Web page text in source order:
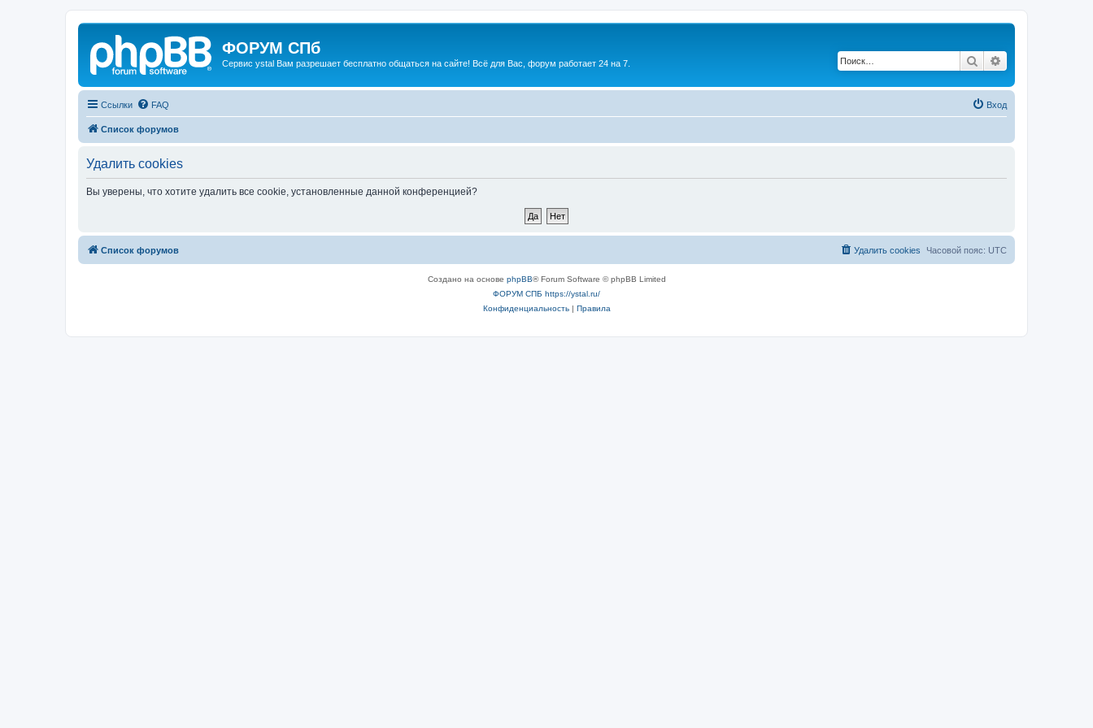
ФОРУМ СПб
Сервис ystal Вам разрешает бесплатно общаться на сайте! Всё для Вас, форум работает 24 на 7. Поиск
Ссылки FAQ Вход
Список форумов
Удалить cookies
Вы уверены, что хотите удалить все cookie, установленные данной конференцией?
Список форумов Часовой пояс: UTC
Удалить cookies
Создано на основе phpBB® Forum Software © phpBB Limited
ФОРУМ СПБ https://ystal.ru/
Конфиденциальность| Правила